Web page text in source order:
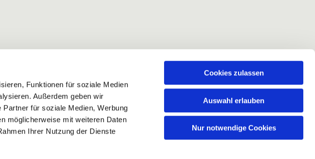
Funktionen für soziale Medien
Außerdem geben wir
für soziale Medien, Werbung
möglicherweise mit weiteren Daten
Ihrer Nutzung der Dienste
Cookies zulassen
Auswahl erlauben
Nur notwendige Cookies